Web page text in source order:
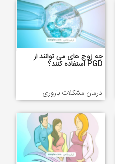
چه زوج های می توانند از
PGD استفاده کنند؟
درمان مشکلات باروری